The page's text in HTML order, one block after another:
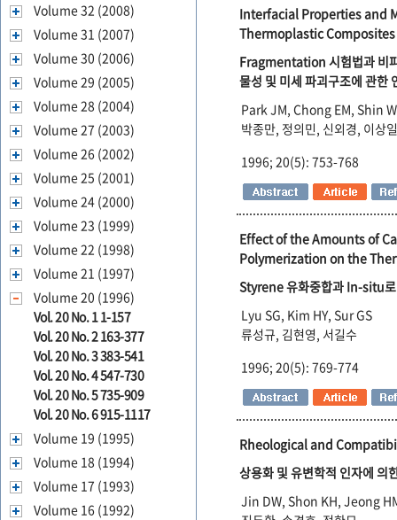
Volume 32 (2008)
Volume 31 (2007)
Volume 30 (2006)
Volume 29 (2005)
Volume 28 (2004)
Volume 27 (2003)
Volume 26 (2002)
Volume 25 (2001)
Volume 24 (2000)
Volume 23 (1999)
Volume 22 (1998)
Volume 21 (1997)
Volume 20 (1996)
Vol. 20 No. 1 1-157
Vol. 20 No. 2 163-377
Vol. 20 No. 3 383-541
Vol. 20 No. 4 547-730
Vol. 20 No. 5 735-909
Vol. 20 No. 6 915-1117
Volume 19 (1995)
Volume 18 (1994)
Volume 17 (1993)
Volume 16 (1992)
Interfacial Properties and
Thermoplastic
Fragmentation 시험법과 비
물성 및 미세 파괴구조에 관한
Park JM, Chong EM, Shin
박종만, 정의민, 신외경, 이상
1996; 20(5): 753-768
Effect of the Amounts of
Polymerization on the
Styrene 유화중합과 In-situ로
Lyu SG, Kim HY, Sur GS
류성규, 김현영, 서길수
1996; 20(5): 769-774
Rheological and
상용화 및 유변학적 인자에 의
Jin DW, Shon KH, Jeong